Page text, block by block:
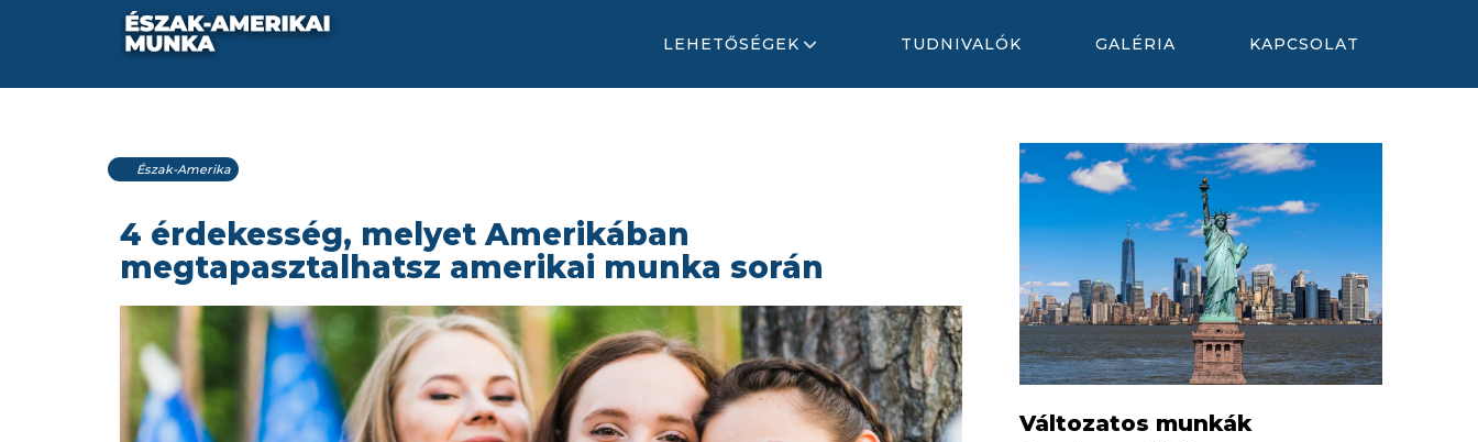
LEHETŐSÉGEK TUDNIVALÓK GALÉRIA KAPCSOLAT
Észak-Amerika
4 érdekesség, melyet Amerikában
megtapasztalhatsz amerikai munka során
Változatos munkák